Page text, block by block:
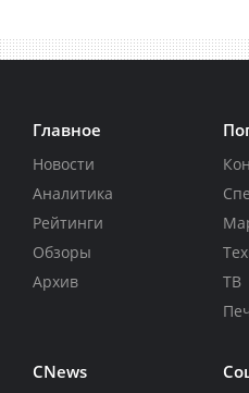
Главное
Новости
Аналитика
Рейтинги
Обзоры
Архив
ТВ
CNews